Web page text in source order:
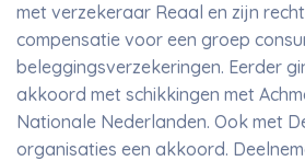
met verzekeraar Reaal en zijn
compensatie voor een groep
beleggingsverzekeringen. Eerder
akkoord met schikkingen met
Nationale Nederlanden. Ook met
organisaties een akkoord.